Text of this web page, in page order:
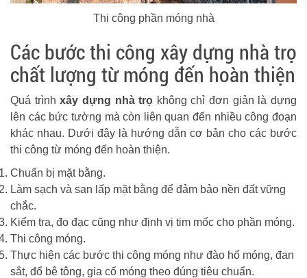
Thi công phần móng nhà
Các bước thi công xây dựng nhà trọ
chất lượng từ móng đến hoàn thiện
Quá trìnhxây dựng nhà trọ không chỉ đơn giản là dựng
lên các bức tường mà còn liên quan đến nhiều công đoạn
khác nhau. Dưới đây là hướng dẫn cơ bản cho các bước
thi công từ móng đến hoàn thiện.
Chuẩn bị mặt bằng.
Làm sạch và san lấp mặt bằng để đảm bảo nền đất vững
chắc.
Kiểm tra, đo đạc cũng như định vị tim mốc cho phần móng.
Thi công móng.
Thực hiện các bước thi công móng như đào hố móng, đan
sắt, đổ bê tông, gia cố móng theo đúng tiêu chuẩn.